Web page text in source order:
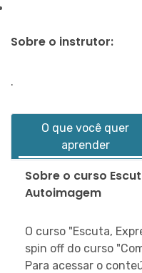
Sobre o instrutor:
.
O que você quer
aprender
Sobre o curso
Autoimagem
O curso "Escuta,
spin off do curso "
Para acessar o